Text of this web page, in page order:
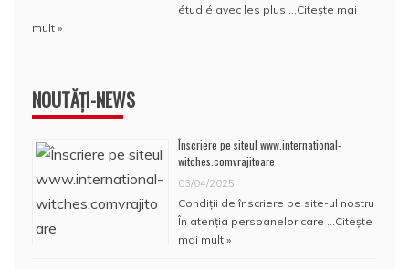
étudié avec les plus …Citește mai
mult »
NOUTĂȚI-NEWS
Înscriere pe siteul www.international-
witches.comvrajitoare
03/04/2025
Condiţii de înscriere pe site-ul nostru
În atenţia persoanelor care …Citește
mai mult »